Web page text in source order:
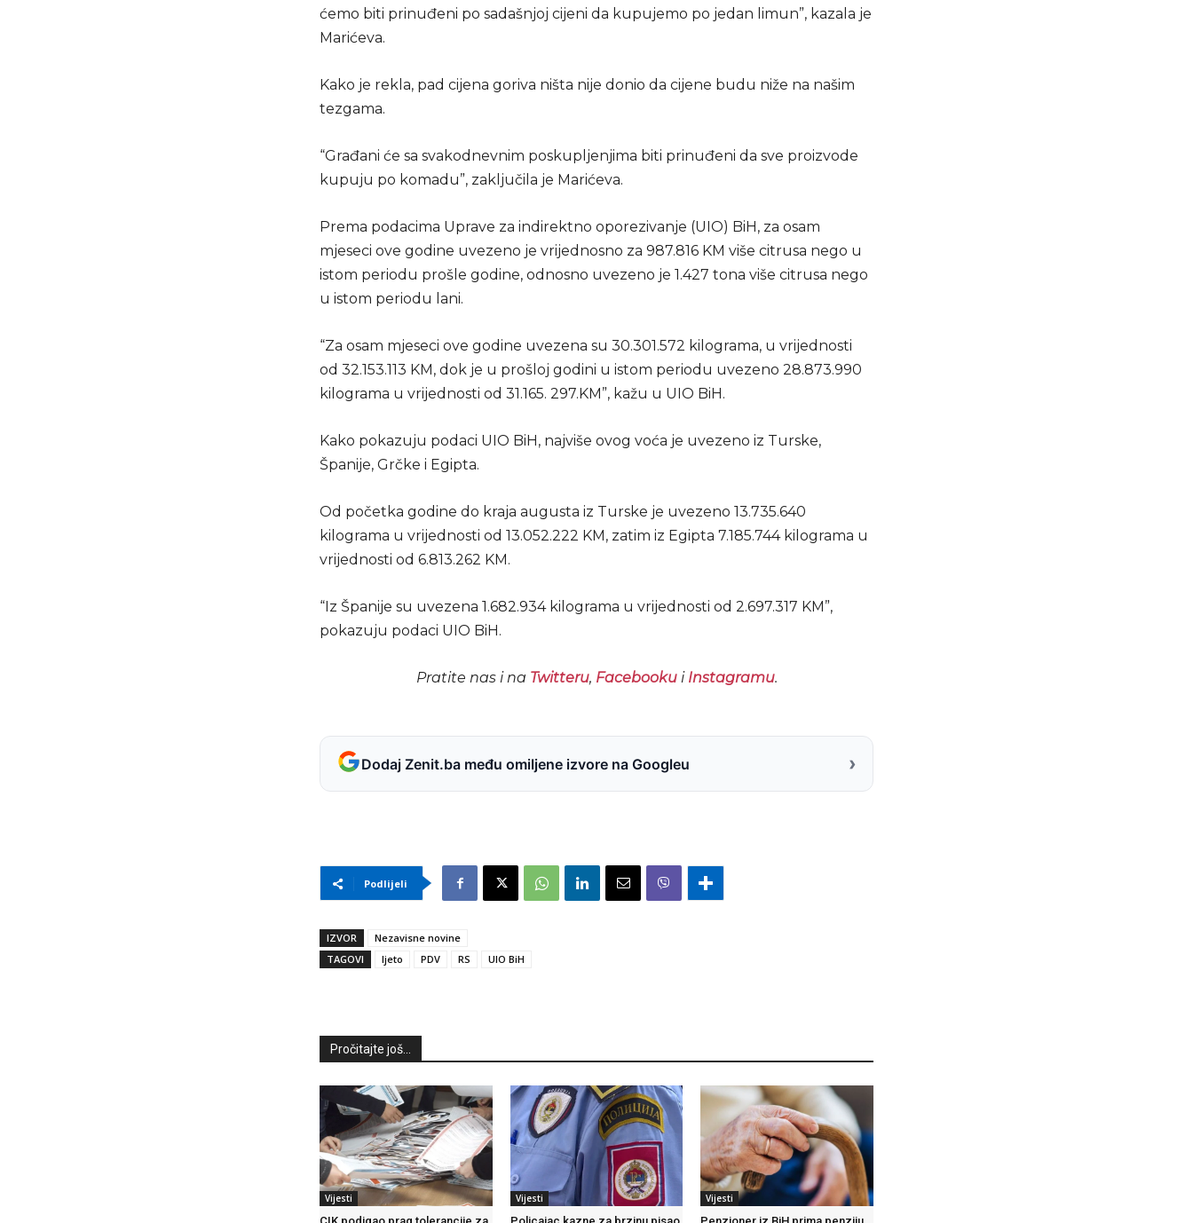
ćemo biti prinuđeni po sadašnjoj cijeni da kupujemo po jedan limun”, kazala je
Marićeva.
Kako je rekla, pad cijena goriva ništa nije donio da cijene budu niže na našim
tezgama.
“Građani će sa svakodnevnim poskupljenjima biti prinuđeni da sve proizvode
kupuju po komadu”, zaključila je Marićeva.
Prema podacima Uprave za indirektno oporezivanje (UIO) BiH, za osam
mjeseci ove godine uvezeno je vrijednosno za 987.816 KM više citrusa nego u
istom periodu prošle godine, odnosno uvezeno je 1.427 tona više citrusa nego
u istom periodu lani.
“Za osam mjeseci ove godine uvezena su 30.301.572 kilograma, u vrijednosti
od 32.153.113 KM, dok je u prošloj godini u istom periodu uvezeno 28.873.990
kilograma u vrijednosti od 31.165. 297.KM”, kažu u UIO BiH.
Kako pokazuju podaci UIO BiH, najviše ovog voća je uvezeno iz Turske,
Španije, Grčke i Egipta.
Od početka godine do kraja augusta iz Turske je uvezeno 13.735.640
kilograma u vrijednosti od 13.052.222 KM, zatim iz Egipta 7.185.744 kilograma u
vrijednosti od 6.813.262 KM.
“Iz Španije su uvezena 1.682.934 kilograma u vrijednosti od 2.697.317 KM”,
pokazuju podaci UIO BiH.
Pratite nas i na Twitteru, Facebookui Instagramu.
Dodaj Zenit.ba među omiljene izvore na Googleu ›
Podlijeli
IZVOR
Nezavisne novine
TAGOVI
ljeto PDV RS UIO BiH
Pročitajte još...
Vijesti Vijesti Vijesti